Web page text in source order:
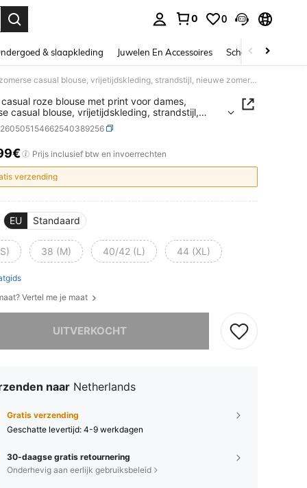
0 0
& slaapkleding Juwelen En Accessoires Schoonheid &
Losse, casual roze blouse met print voor dames, zomerse casual blouse, vrijetijdskleding, strandstijl, nieuwe zomerstijl
casual roze blouse met print voor dames,
casual blouse, vrijetijdskleding, strandstijl,
zomerstijl
AND AVAILABILITY
Prijs inclusief btw en invoerrechten
verzending
EU Standaard
38 (M) 40/42 (L) 44 (XL)
Vertel me je maat
UITVERKOCHT
product is uitverkocht.
naar Netherlands
Gratis verzending
Geschatte levertijd: 4-9 werkdagen
30-daagse gratis retournering
Onderhevig aan eerlijk gebruiksbeleid